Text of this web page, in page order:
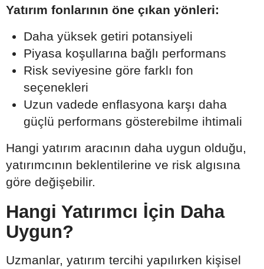
Yatırım fonlarının öne çıkan yönleri:
Daha yüksek getiri potansiyeli
Piyasa koşullarına bağlı performans
Risk seviyesine göre farklı fon
seçenekleri
Uzun vadede enflasyona karşı daha
güçlü performans gösterebilme ihtimali
Hangi yatırım aracının daha uygun olduğu,
yatırımcının beklentilerine ve risk algısına
göre değişebilir.
Hangi Yatırımcı İçin Daha
Uygun?
Uzmanlar, yatırım tercihi yapılırken kişisel